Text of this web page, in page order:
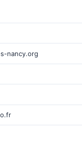
nancy.org